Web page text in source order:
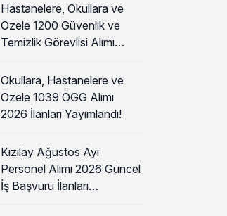
Hastanelere, Okullara ve
Özele 1200 Güvenlik ve
Temizlik Görevlisi Alımı
Okullara, Hastanelere ve
Özele 1039 ÖGG Alımı
2026 İlanları Yayımlandı!
Kızılay Ağustos Ayı
Personel Alımı 2026 Güncel
İş Başvuru İlanları